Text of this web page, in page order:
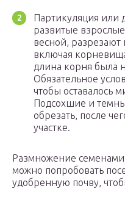
Партикуляция или
развитые
весной, разрезают
включая
длина корня была
Обязательное
чтобы оставалось
Подсохшие и
обрезать, после
участке.
Размножение семенами:
можно попробовать
удобренную почву,